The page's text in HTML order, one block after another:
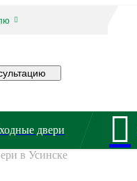
двери
в Усинске